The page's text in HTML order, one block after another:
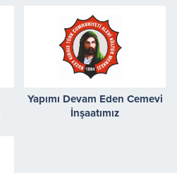
Yapımı Devam Eden Cemevi
İnşaatımız